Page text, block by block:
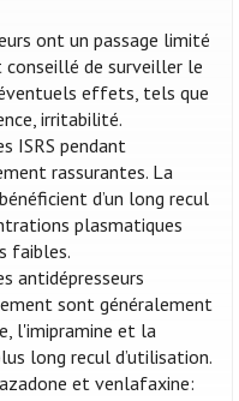
ont un passage limité
de surveiller le
effets, tels que
irritabilité.
ISRS pendant
rassurantes. La
d’un long recul
plasmatiques
faibles.
antidépresseurs
sont généralement
l'imipramine et la
long recul d’utilisation.
et venlafaxine: